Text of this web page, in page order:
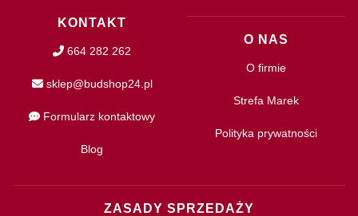
KONTAKT
664 282 262
sklep@budshop24.pl
Formularz kontaktowy
Blog
O NAS
O firmie
Strefa Marek
Polityka prywatności
ZASADY SPRZEDAŻY